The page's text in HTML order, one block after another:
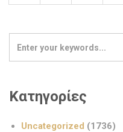
Κατηγορίες
Uncategorized (1736)